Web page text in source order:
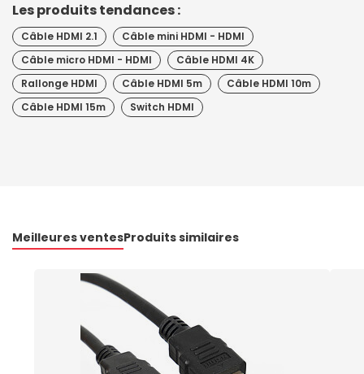
Les produits tendances :
Câble HDMI 2.1
Câble mini HDMI - HDMI
Câble micro HDMI - HDMI
Câble HDMI 4K
Rallonge HDMI
Câble HDMI 5m
Câble HDMI 10m
Câble HDMI 15m
Switch HDMI
Meilleures ventesProduits similaires